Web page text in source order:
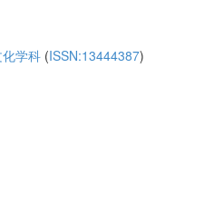
学科 (ISSN:13444387)